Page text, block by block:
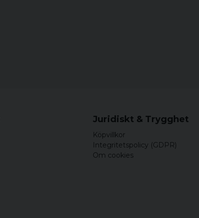
Juridiskt & Trygghet
Köpvillkor
Integritetspolicy (GDPR)
Om cookies